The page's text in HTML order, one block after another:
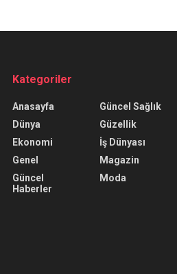
Kategoriler
Anasayfa
Dünya
Ekonomi
Genel
Güncel
Haberler
Güncel Sağlık
Güzellik
İş Dünyası
Magazin
Moda